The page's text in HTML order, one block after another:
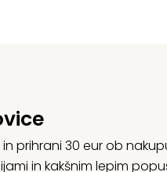
prihrani 30 eur ob
in kakšnim lepim